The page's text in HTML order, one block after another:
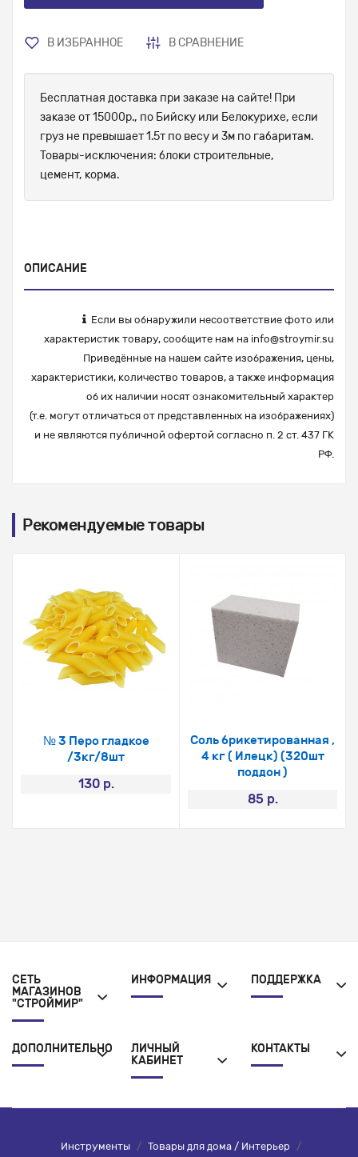
В ИЗБРАННОЕ В СРАВНЕНИЕ
Бесплатная доставка при заказе на сайте! При
заказе от 15000р., по Бийску или Белокурихе, если
груз не превышает 1.5т по весу и 3м по габаритам.
Товары-исключения: блоки строительные,
цемент, корма.
ОПИСАНИЕ
Если вы обнаружили несоответствие фото или
характеристик товару, сообщите нам на info@stroymir.su
Приведённые на нашем сайте изображения, цены,
характеристики, количество товаров, а также информация
об их наличии носят ознакомительный характер
(т.е. могут отличаться от представленных на изображениях)
и не являются публичной офертой согласно п. 2 ст. 437 ГК
РФ.
Рекомендуемые товары
№ 3 Перо гладкое
/3кг/8шт
130 р.
Соль брикетированная ,
4 кг ( Илецк) (320шт
поддон )
85 р.
СЕТЬ
МАГАЗИНОВ
"СТРОЙМИР"
ИНФОРМАЦИЯ ПОДДЕРЖКА
ДОПОЛНИТЕЛЬНО
ЛИЧНЫЙ
КАБИНЕТ
КОНТАКТЫ
Инструменты / Товары для дома / Интерьер /